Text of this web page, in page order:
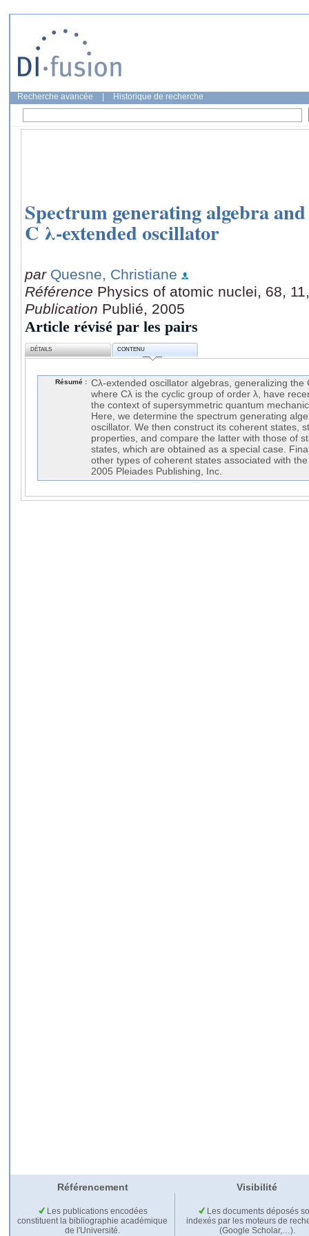
Recherche avancée Historique de recherche
Spectrum generating algebra
C λ-extended oscillator
par Quesne, Christiane
Référence Physics of atomic nuclei, 68,
Publication Publié, 2005
Article révisé par les pairs
DÉTAILS CONTENU
Résumé : Cλ-extended oscillator algebras, generalizing the
where Cλ is the cyclic group of order λ, have
the context of supersymmetric quantum
Here, we determine the spectrum generating
oscillator. We then construct its coherent states,
properties, and compare the latter with those of
states, which are obtained as a special case.
other types of coherent states associated with
2005 Pleiades Publishing, Inc.
Référencement Visibilité
Les publications encodées
constituent la bibliographie académique
de l'Université.
Les documents déposés
indexés par les moteurs de
(Google Scholar,…).